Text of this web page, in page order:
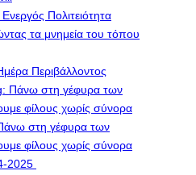
Ενεργός Πολιτειότητα
τα μνημεία του τόπου
Περιβάλλοντος
στη γέφυρα των
φίλους χωρίς σύνορα
2025